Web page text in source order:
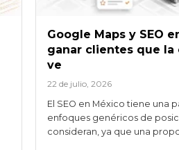
Google Maps y SEO
ganar clientes que
ve
22 de julio, 2026
El SEO en México tiene una
enfoques genéricos de
consideran, ya que una